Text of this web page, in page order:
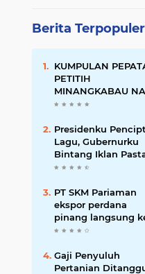
Berita Terpopuler
KUMPULAN
PETITIH
MINANGKABAU
ELOK
Presidenku
Lagu, Gubernurku
Bintang Iklan
Gigi
PT SKM Pariaman
ekspor perdana
pinang langsung
India
Gaji Penyuluh
Pertanian